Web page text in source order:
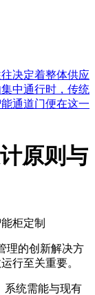
决定着整体供应
中通行时，传统
通道门便在这一
原则与
柜定制
理的创新解决方
行至关重要。
统需能与现有